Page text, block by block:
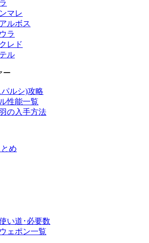
マレ
ルボス
ラ
レド
ル
ー
ルシ)攻略
性能一覧
の入手方法
め
い道･必要数
ェポン一覧